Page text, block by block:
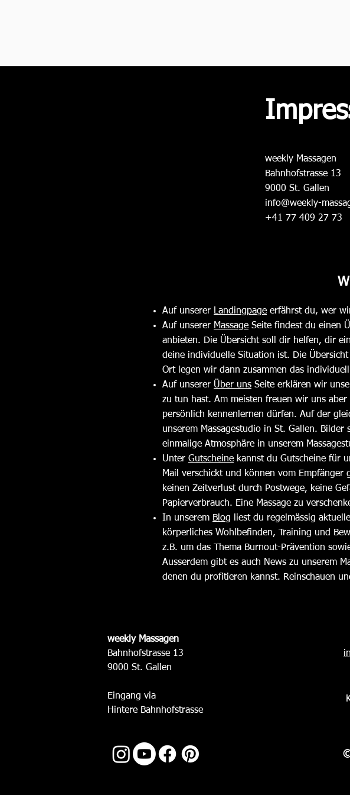
weekly Massagen
Bahnhofstrasse 13
9000 St. Gallen
info@weekly-
+41 77 409 27 73
Auf unserer Landingpage erfährst du, wer
Auf unserer Massage Seite findest du einen
anbieten. Die Übersicht soll dir helfen, dir
deine individuelle Situation ist. Die
Ort legen wir dann zusammen das
Auf unserer Über uns Seite erklären wir
zu tun hast. Am meisten freuen wir uns
persönlich kennenlernen dürfen. Auf der
unserem Massagestudio in St. Gallen.
einmalige Atmosphäre in unserem
Unter Gutscheine kannst du Gutscheine für
Mail verschickt und können vom
keinen Zeitverlust durch Postwege, keine
Papierverbrauch. Eine Massage zu
In unserem Blog liest du regelmässig
körperliches Wohlbefinden, Training und
z.B. um das Thema Burnout-Prävention
Ausserdem gibt es auch News zu unserem
denen du profitieren kannst. Reinschauen
weekly Massagen
Bahnhofstrasse 13
9000 St. Gallen
Eingang via
Hintere Bahnhofstrasse
©